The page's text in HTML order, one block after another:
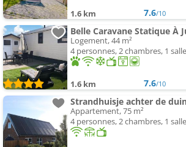
1.6 km 7.6/10
Belle Caravane Statique À
Logement, 44 m²
4 personnes, 2 chambres, 1
1.6 km 7.6/10
Strandhuisje achter de
Appartement, 75 m²
4 personnes, 2 chambres, 1